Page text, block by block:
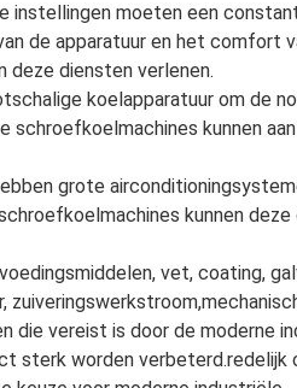
instellingen moeten een
de apparatuur en het comfort
deze diensten verlenen.
koelapparatuur om de
schroefkoelmachines kunnen
grote
kunnen deze
vet, coating,
die vereist is door de moderne
sterk worden verbeterd.redelijk